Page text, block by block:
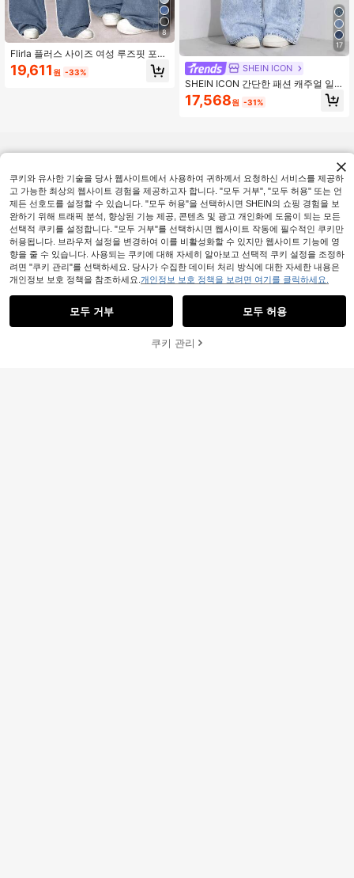
8
Flirla 플러스 사이즈 여성 루즈핏 포켓
와이드 레그 캐주얼 다용도 청바지
19,611 원 -33%
17
SHEIN ICON
SHEIN ICON 간단한 패션 캐주얼 일
상용 데님 바지
17,568원 -31%
33% 할인!
쿠키와 유사한 기술을 당사 웹사이트에서 사용하여 귀하께서 요청하신 서비스를 제공하
고 가능한 최상의 웹사이트 경험을 제공하고자 합니다. "모두 거부", "모두 허용" 또는 언
제든 선호도를 설정할 수 있습니다. "모두 허용"을 선택하시면 SHEIN의 쇼핑 경험을 보
완하기 위해 트래픽 분석, 향상된 기능 제공, 콘텐츠 및 광고 개인화에 도움이 되는 모든
선택적 쿠키를 설정합니다. "모두 거부"를 선택하시면 웹사이트 작동에 필수적인 쿠키만
허용됩니다. 브라우저 설정을 변경하여 이를 비활성화할 수 있지만 웹사이트 기능에 영
향을 줄 수 있습니다. 사용되는 쿠키에 대해 자세히 알아보고 선택적 쿠키 설정을 조정하
려면 "쿠키 관리"를 선택하세요. 당사가 수집한 데이터 처리 방식에 대한 자세한 내용은
개인정보 보호 정책을 참조하세요. 개인정보 보호 정책을 보려면 여기를 클릭하세요.
모두 거부 모두 허용
쿠키 관리